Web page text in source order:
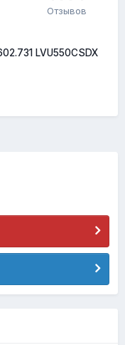
Отзывов
LVU550CSDX